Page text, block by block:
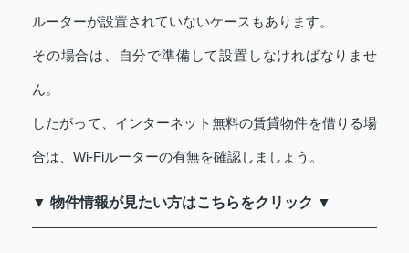
ルーターが設置されていないケースもあります。
その場合は、自分で準備して設置しなければなりませ
ん。
したがって、インターネット無料の賃貸物件を借りる場
合は、Wi-Fiルーターの有無を確認しましょう。
▼ 物件情報が見たい方はこちらをクリック ▼